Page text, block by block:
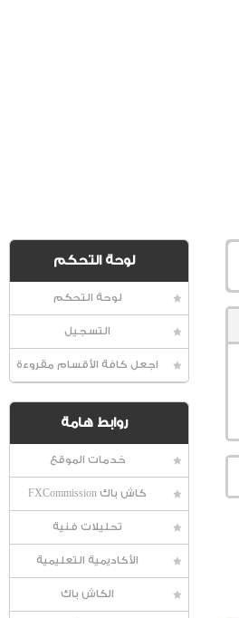
لوحة التحكم
لوحة التحكم
التسجيل
اجعل كافة الأقسام مقروءة
روابط هامة
خدمات الموقع
كاش باك FXCommission
تحليلات فنية
الأكاديمية التعليمية
الكاش باك